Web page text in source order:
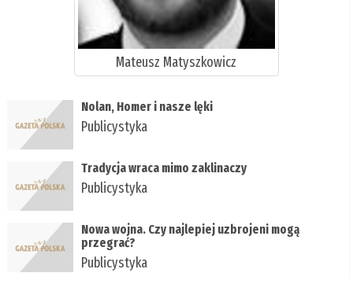
Mateusz Matyszkowicz
Nolan, Homer i nasze lęki
Publicystyka
Tradycja wraca mimo zaklinaczy
Publicystyka
Nowa wojna. Czy najlepiej uzbrojeni mogą
przegrać?
Publicystyka